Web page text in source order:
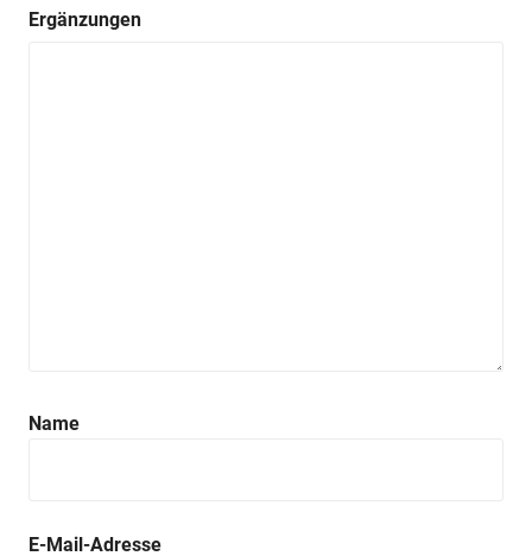
Ergänzungen
Name
E-Mail-Adresse